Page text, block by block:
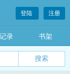
登陆 注册
录 书架